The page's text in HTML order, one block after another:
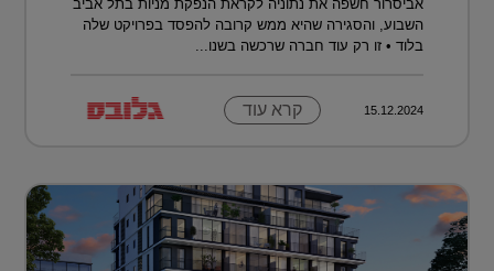
אביסרור חשפה את נתוניה לקראת הנפקת מניות בתל אביב
השבוע, והסגירה שהיא ממש קרובה להפסד בפרויקט שלה
בלוד • זו רק עוד חברה שרכשה בשנו...
15.12.2024 קרא עוד